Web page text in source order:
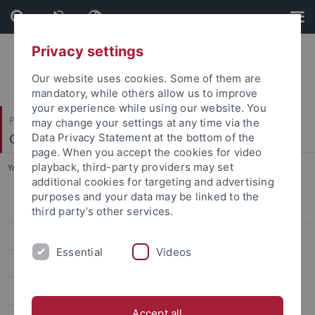
Skip
to
content
Skip
to
footer
Philosophische Fakultät
Geschichtsdidaktik und Public History
You are here: Startseite ... Nagel
Witzler
Huber
Privacy settings
Our website uses cookies. Some of them are
mandatory, while others allow us to improve
your experience while using our website. You
may change your settings at any time via the
Data Privacy Statement at the bottom of the
page. When you accept the cookies for video
playback, third-party providers may set
additional cookies for targeting and advertising
purposes and your data may be linked to the
third party’s other services.
Essential Videos